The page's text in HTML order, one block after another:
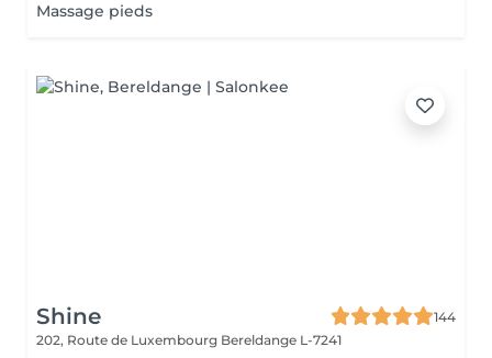
Massage pieds
Shine
144
202, Route de Luxembourg Bereldange L-7241